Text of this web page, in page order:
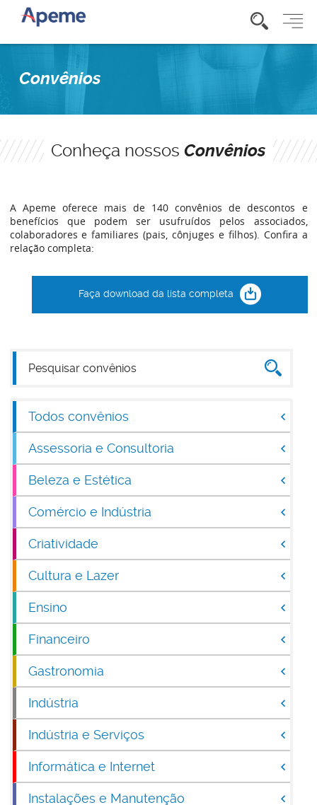
Convênios
Conheça nossos Convênios
A Apeme oferece mais de 140 convênios de descontos e
benefícios que podem ser usufruídos pelos associados,
colaboradores e familiares (pais, cônjuges e filhos). Confira a
relação completa:
Faça download da lista completa
Todos convênios
Assessoria e Consultoria
Beleza e Estética
Comércio e Indústria
Criatividade
Cultura e Lazer
Ensino
Financeiro
Gastronomia
Indústria
Indústria e Serviços
Informática e Internet
Instalações e Manutenção